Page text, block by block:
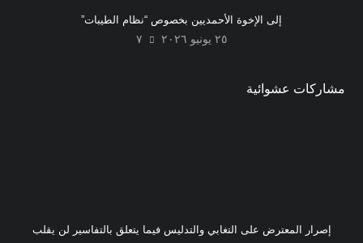
إلى الإخوة الأحمديين بخصوص “نظام الطيبات”
٢٥ يونيو ٢٠٢٦ ٧
مشاركات عشوائية
إصرار المعترض على التغابي والتدليس فيما يتعلق بالتفاسير لن يقلب